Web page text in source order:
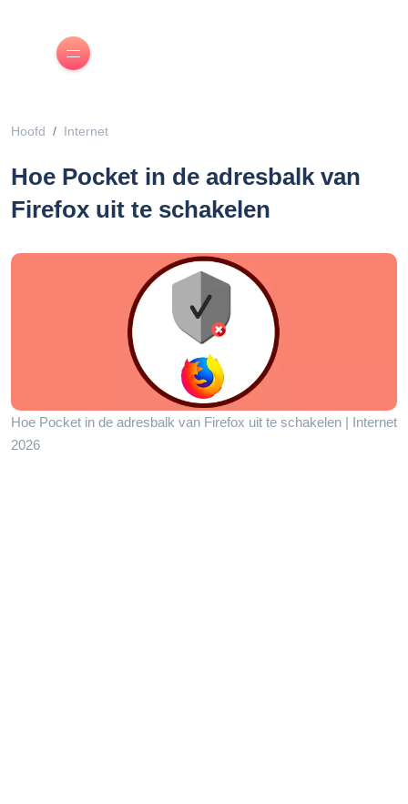
Hoofd Internet
Hoe Pocket in de adresbalk van
Firefox uit te schakelen
Hoe Pocket in de adresbalk van Firefox uit te schakelen | Internet
2026